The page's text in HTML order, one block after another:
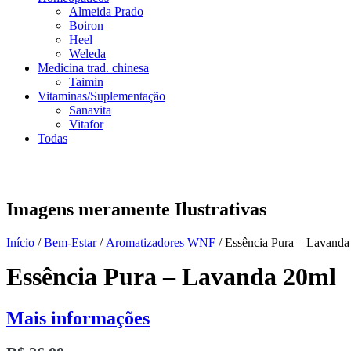
Almeida Prado
Boiron
Heel
Weleda
Medicina trad. chinesa
Taimin
Vitaminas/Suplementação
Sanavita
Vitafor
Todas
Imagens meramente Ilustrativas
Início /Bem-Estar/ Aromatizadores WNF / Essência Pura –
Essência Pura – Lavanda 20ml
Mais informações